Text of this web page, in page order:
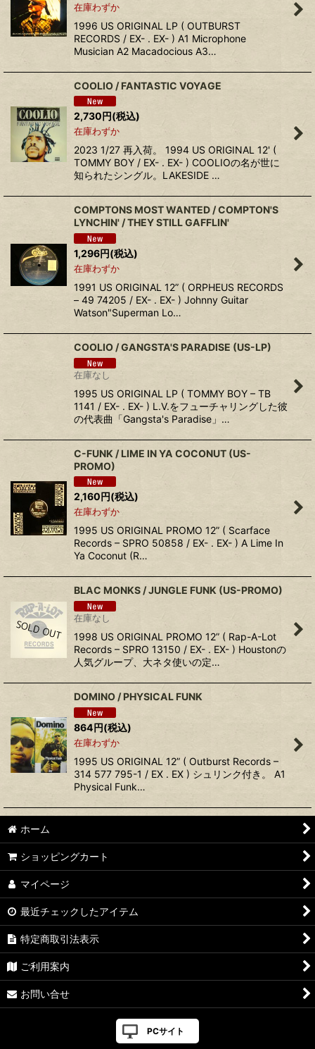
在庫わずか
1996 US ORIGINAL LP ( OUTBURST
RECORDS / EX- . EX- ) A1 Microphone
Musician A2 Macadocious A3…
COOLIO / FANTASTIC VOYAGE
2,730円(税込)
在庫わずか
2023 1/27 再入荷。 1994 US ORIGINAL 12' (
TOMMY BOY / EX- . EX- ) COOLIOの名が世に
知られたシングル。LAKESIDE …
COMPTONS MOST WANTED / COMPTON'S
LYNCHIN' / THEY STILL GAFFLIN'
1,296円(税込)
在庫わずか
1991 US ORIGINAL 12” ( ORPHEUS RECORDS
‎– 49 74205 / EX- . EX- ) Johnny Guitar
Watson"Superman Lo…
COOLIO / GANGSTA'S PARADISE (US-LP)
在庫なし
1995 US ORIGINAL LP ( TOMMY BOY ‎– TB
1141 / EX- . EX- ) L.V.をフューチャリングした彼
の代表曲「Gangsta's Paradise」…
C-FUNK ‎/ LIME IN YA COCONUT (US-
PROMO)
2,160円(税込)
在庫わずか
1995 US ORIGINAL PROMO 12” ( Scarface
Records ‎– SPRO 50858 / EX- . EX- ) A Lime In
Ya Coconut (R…
BLAC MONKS ‎/ JUNGLE FUNK (US-PROMO)
在庫なし
1998 US ORIGINAL PROMO 12” ( Rap-A-Lot
Records ‎– SPRO 13150 / EX- . EX- ) Houstonの
人気グループ、大ネタ使いの定…
DOMINO ‎/ PHYSICAL FUNK
864円(税込)
在庫わずか
1995 US ORIGINAL 12” ( Outburst Records ‎–
314 577 795-1 / EX . EX ) シュリンク付き。 A1
Physical Funk…
ホーム
ショッピングカート
マイページ
最近チェックしたアイテム
特定商取引法表示
ご利用案内
お問い合せ
PCサイト